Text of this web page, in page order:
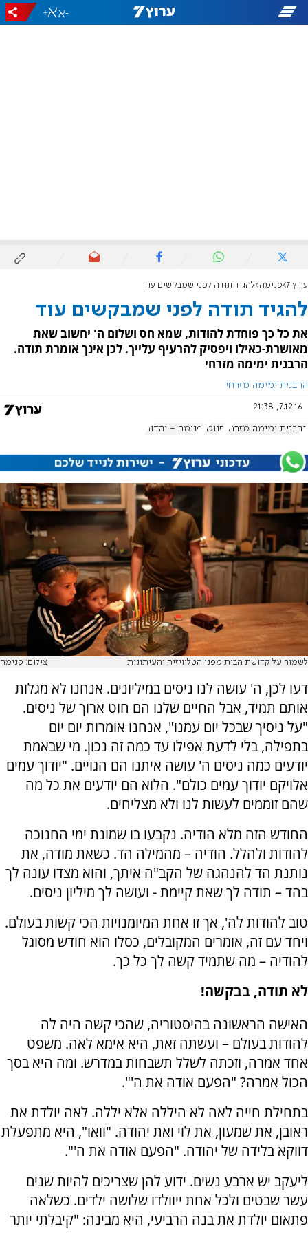
-
+
ערוץ 7 פנימה להגיד תודה לפני שמבקשים עוד
להגיד תודה לפני שמבקשים עוד
את כל כך פוחדת להודות, שמא חס ושלום ה' יחשוב שאת
מאושרת-כאילו ויפסיק להרעיף עלייך. לכן אינך אומרת תודה.
הרבנית ימימה מזרחי
הרבנית ימימה מזרחי
7.12.16, 21:38
הרבנית ימימה מזרחי חנוכה פנימה - יהדות
לשמור על קדושת הבית מפני הטלוויזיה והעיתונות צילום: פנימה
דעו לכן, ה' עושה לנו ניסים במיליונים. אנחנו לא מגלות
אותם תמיד, אבל החיים שלנו הם חוט ארוך של ניסים.
"על ניסיך שבכל יום עמנו", אנחנו אומרות יום יום
בתפילה, בלי לדעת אפילו עד כמה זה נכון. מי שבאמת
יודעים כמה ניסים ה' עושה איתנו הם הגויים. "יודוך עמים
אלויקם יודוך עמים כולם". הלוא הם יודעים את כל מה
שהם זוממים לעשות לנו ולא מצליחים.
החודש הזה מלא הודיה. נקבעו בו שמונת ימי החנוכה
להודות ולהלל. הודיה – מהמילה הד. כשאת מודה, את
נותנת הד להנהגה של הקב"ה איתך, והוא מצדו עונה לך
בהד – תודה לך שאת קיימת - ועושה לך מיליון ניסים.
טוב להודות לה', אך זו אחת המיומנויות הכי קשות בעולם.
ויחד עם זה, אומרים המקובלים, כסלו הוא חודש מסוגל
להודיה – מה שתמיד קשה לך כל כך.
לא תודה, בבקשה!
האישה הראשונה בהיסטוריה, שהכי קשה היה לה
להודות בעולם – ועשתה זאת, היא אימא לאה. משפט
אחד אמרה, וזכתה לשלל תשבחות במדרש. ומה היא בסך
הכול אמרה? "הפעם אודה את ה'".
בתחילת חייה לאה לא היללה אלא יללה. לאה יולדת את
ראובן, את שמעון, את לוי ואת יהודה. "וואו", היא מתפעלת
דווקא בלידה של יהודה. "הפעם אודה את ה'".
ליעקב יש ארבע נשים. ידוע להן שצריכים להיות שנים
עשר שבטים ולכל אחת ייוולדו שלושה ילדים. כשלאה
פתאום יולדת את בנה הרביעי, היא מבינה: "קיבלתי יותר